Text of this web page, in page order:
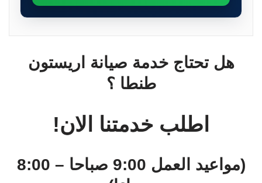
هل تحتاج خدمة صيانة اريستون
طنطا ؟
اطلب خدمتنا الان!
(مواعيد العمل 9:00 صباحا – 8:00